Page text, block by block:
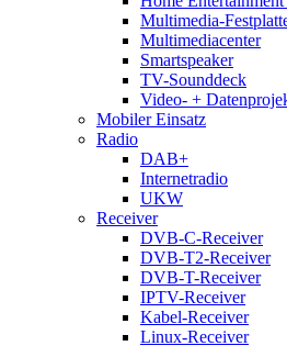
Multimedia-
Multimediacenter
Smartspeaker
TV-Sounddeck
Video- +
Mobiler Einsatz
Radio
DAB+
Internetradio
UKW
Receiver
DVB-C-Receiver
DVB-T2-Receiver
DVB-T-Receiver
IPTV-Receiver
Kabel-Receiver
Linux-Receiver